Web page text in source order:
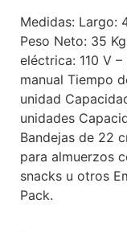
Medidas: Largo:
Peso Neto: 35
eléctrica: 110 V
manual Tiempo
unidad
unidades
Bandejas de 22
para almuerzos
snacks u otros
Pack.